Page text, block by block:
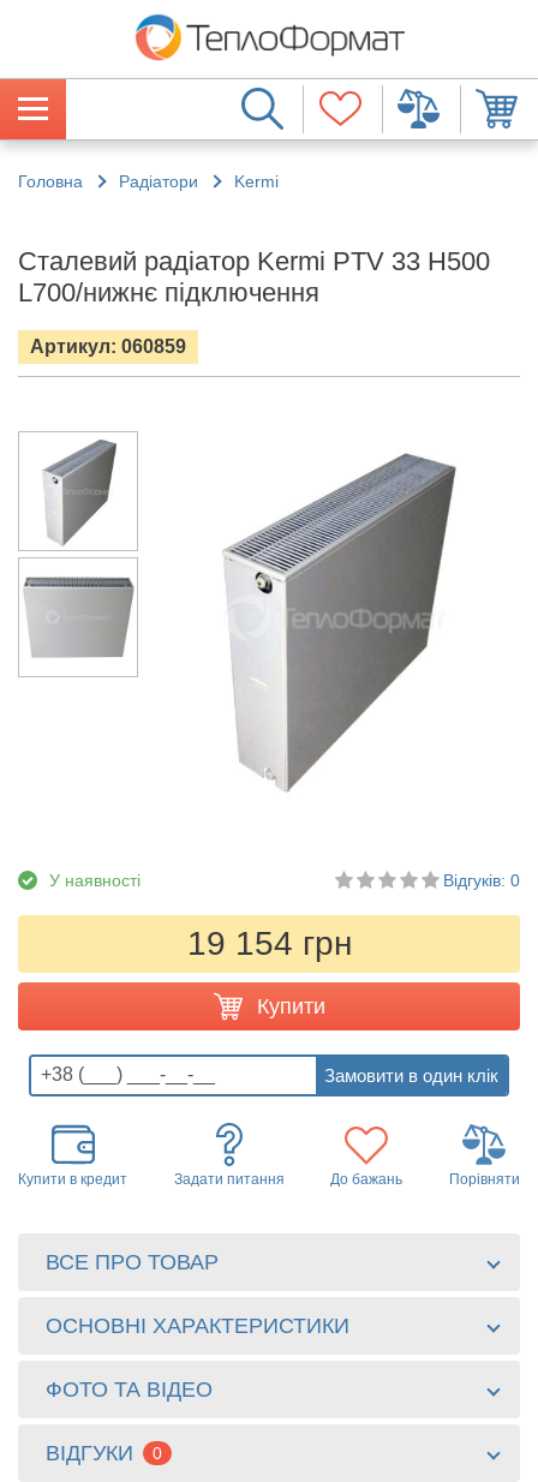
Головна Радіатори Kermi
Сталевий радіатор Kermi PTV 33 H500
L700/нижнє підключення
Артикул: 060859
У наявності Відгуків: 0
19 154 грн
Купити
Купити в кредит Задати питання До бажань Порівняти
ВСЕ ПРО ТОВАР
ОСНОВНІ ХАРАКТЕРИСТИКИ
ФОТО ТА ВІДЕО
ВІДГУКИ 0